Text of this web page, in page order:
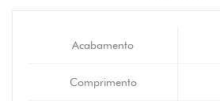
Acabamento
Comprimento